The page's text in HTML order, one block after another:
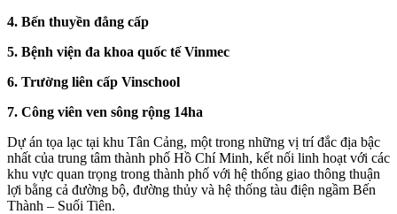
4. Bến thuyền đẳng cấp
5. Bệnh viện đa khoa quốc tế Vinmec
6. Trường liên cấp Vinschool
7. Công viên ven sông rộng 14ha
Dự án tọa lạc tại khu Tân Cảng, một trong những vị trí đắc địa bậc
nhất của trung tâm thành phố Hồ Chí Minh, kết nối linh hoạt với các
khu vực quan trọng trong thành phố với hệ thống giao thông thuận
lợi bằng cả đường bộ, đường thủy và hệ thống tàu điện ngầm Bến
Thành – Suối Tiên.